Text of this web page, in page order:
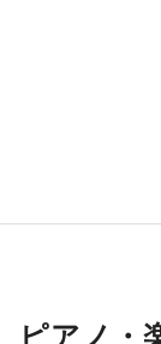
ピアノ・